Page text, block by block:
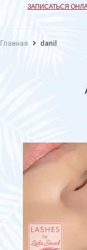
ЗАПИСАТЬСЯ
Главная danil